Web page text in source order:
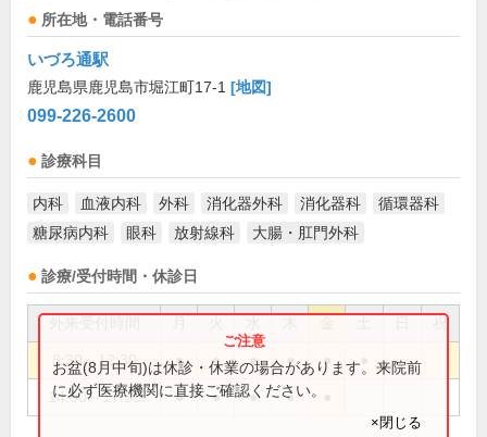
所在地・電話番号
いづろ通駅
鹿児島県鹿児島市堀江町17-1 [地図]
099-226-2600
診療科目
内科 血液内科 外科 消化器外科 消化器科
循環器科
糖尿病内科
眼科 放射線科 大腸・肛門外科
診療/受付時間・休診日
祝
8:30～12:30 ● ● ● ● ●
14:00～17:30 ● ● ● ●
お盆(8月中旬)は休診・休業の場合があります。来院前
に必ず医療機関に直接ご確認ください。
×閉じる